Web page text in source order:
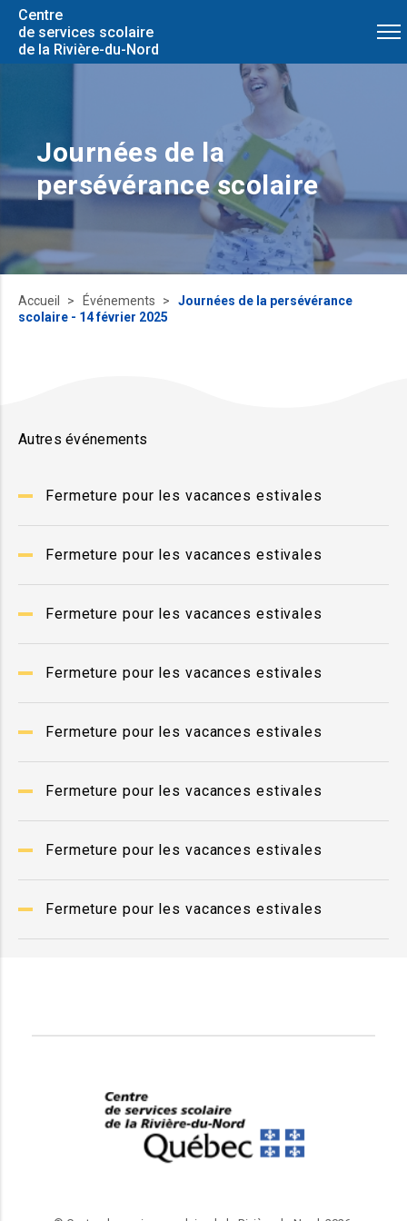
Centre
de services scolaire
de la Rivière-du-Nord
Journées de la
persévérance scolaire
Autres événements
Fermeture pour les vacances estivales
Fermeture pour les vacances estivales
Fermeture pour les vacances estivales
Fermeture pour les vacances estivales
Fermeture pour les vacances estivales
Fermeture pour les vacances estivales
Fermeture pour les vacances estivales
Fermeture pour les vacances estivales
Accueil Événements
Journées de la persévérance
scolaire - 14 février 2025